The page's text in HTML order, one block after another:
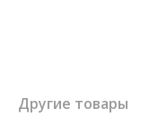
Другие товары